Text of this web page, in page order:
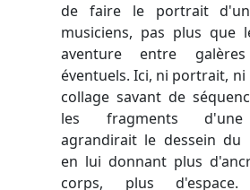
de faire le portrait
musiciens, pas plus que
aventure entre
éventuels. Ici, ni portrait, ni
collage savant de
les fragments d'une
agrandirait le dessein du
en lui donnant plus
corps, plus d'espace.